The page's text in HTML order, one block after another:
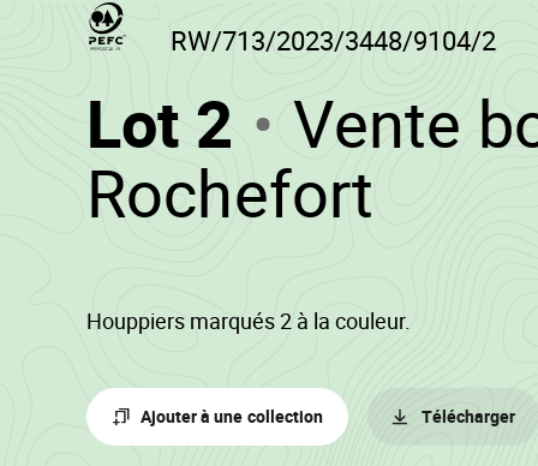
Lot 2 (RW/
-
Vente
Rochefort
RW/713/2023/3448/9104/2
Houppiers marqués 2 à la couleur.
Ajouter à une collection Télécharger